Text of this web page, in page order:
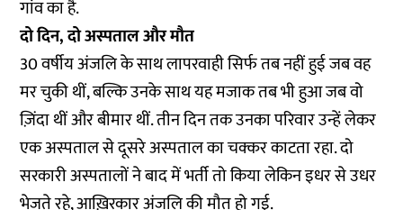
गांव का है.
दो दिन, दो अस्पताल और मौत
30 वर्षीय अंजलि के साथ लापरवाही सिर्फ तब नहीं हुई जब वह
मर चुकी थीं, बल्कि उनके साथ यह मजाक तब भी हुआ जब वो
ज़िंदा थीं और बीमार थीं. तीन दिन तक उनका परिवार उन्हें लेकर
एक अस्पताल से दूसरे अस्पताल का चक्कर काटता रहा. दो
सरकारी अस्पतालों ने बाद में भर्ती तो किया लेकिन इधर से उधर
भेजते रहे, आख़िरकार अंजलि की मौत हो गई.